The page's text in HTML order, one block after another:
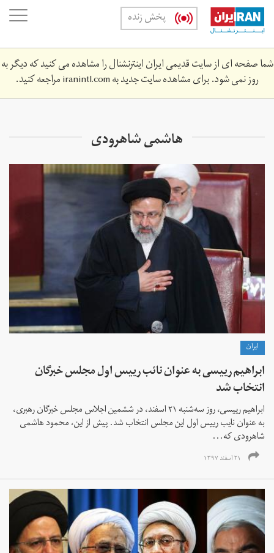
Skip
main
content
پخش زنده
شما صفحه ای از سایت قدیمی ایران اینترنشنال را مشاهده می کنید که دیگر به
روز نمی شود. برای مشاهده سایت جدید بهiranintl.comمراجعه کنید.
هاشمی شاهرودی
ايران
ابراهیم رییسی به عنوان نائب رییس اول مجلس خبرگان
انتخاب شد
ابراهیم رییسی، روز سه‌شنبه ۲۱ اسفند، در ششمین اجلاس مجلس خبرگان رهبری،
به عنوان نایب رییس اول این مجلس انتخاب شد. پیش از این، محمود هاشمی
شاهرودی که...
۲۱ اسفند ۱۳۹۷